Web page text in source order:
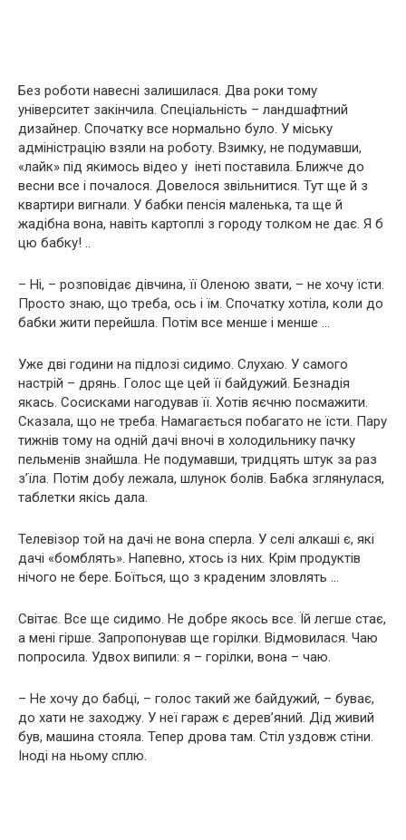
Без роботи навесні залишилася. Два роки тому
університет закінчила. Спеціальність – ландшафтний
дизайнер. Спочатку все нормально було. У міську
адміністрацію взяли на роботу. Взимку, не подумавши,
«лайк» під якимось відео у інеті поставила. Ближче до
весни все і почалося. Довелося звільнитися. Тут ще й з
квартири вигнали. У бабки пенсія маленька, та ще й
жадібна вона, навіть картоплі з городу толком не дає. Я б
цю бабку! ..
– Ні, – розповідає дівчина, її Оленою звати, – не хочу їсти.
Просто знаю, що треба, ось і їм. Спочатку хотіла, коли до
бабки жити перейшла. Потім все менше і менше …
Уже дві години на підлозі сидимо. Слухаю. У самого
настрій – дрянь. Голос ще цей її байдужий. Безнадія
якась. Сосисками нагодував її. Хотів яєчню посмажити.
Сказала, що не треба. Намагається побагато не їсти. Пару
тижнів тому на одній дачі вночі в холодильнику пачку
пельменів знайшла. Не подумавши, тридцять штук за раз
з’їла. Потім добу лежала, шлунок болів. Бабка зглянулася,
таблетки якісь дала.
Телевізор той на дачі не вона сперла. У селі алкаші є, які
дачі «бомблять». Напевно, хтось із них. Крім продуктів
нічого не бере. Боїться, що з краденим зловлять …
Світає. Все ще сидимо. Не добре якось все. Їй легше стає,
а мені гірше. Запропонував ще горілки. Відмовилася. Чаю
попросила. Удвох випили: я – горілки, вона – чаю.
– Не хочу до бабці, – голос такий же байдужий, – буває,
до хати не заходжу. У неї гараж є дерев’яний. Дід живий
був, машина стояла. Тепер дрова там. Стіл уздовж стіни.
Іноді на ньому сплю.